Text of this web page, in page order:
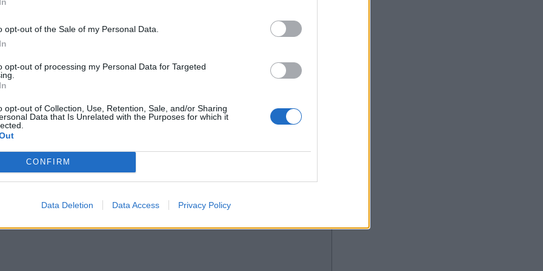
opt-out of the Sale of my Personal Data.
opt-out of processing my Personal Data for Targeted
opt-out of Collection, Use, Retention, Sale, and/or Sharing
Data that Is Unrelated with the Purposes for which it
CONFIRM
Data Deletion Data Access Privacy Policy
13ης Δεκεμβρίου ο
ηΙωάννα Τούνη «επιτίθεται» στα πάνελ είναι επειδή έχει
να κάνει πράγματα στον συγκεκριμένο χώρο. Σε
Maestro» του
ως ηθοποιό.
Αποδέχομαι τουςόρους χρήσης